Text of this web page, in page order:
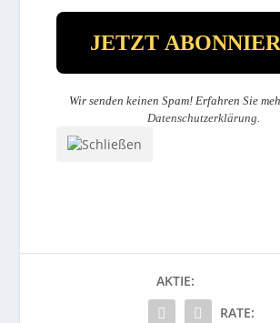
Wir senden keinen Spam! Erfahren Sie
Datenschutzerklärung.
AKTIE:
RATE: